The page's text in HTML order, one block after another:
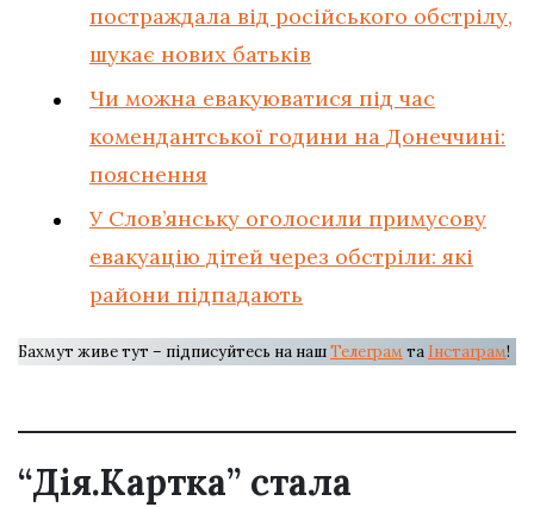
постраждала від російського обстрілу,
шукає нових батьків
Чи можна евакуюватися під час
комендантської години на Донеччині:
пояснення
У Слов’янську оголосили примусову
евакуацію дітей через обстріли: які
райони підпадають
Бахмут живе тут – підписуйтесь на нашТелеграм та Інстаграм!
“Дія.Картка” стала